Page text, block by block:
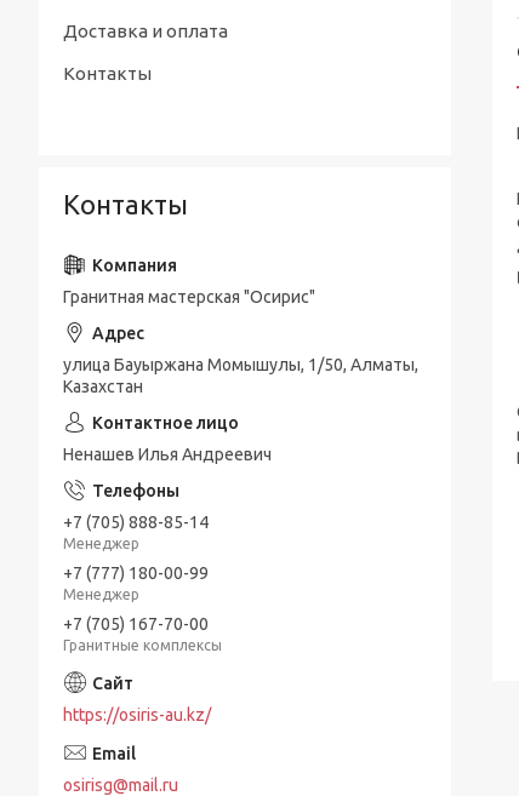
Доставка и оплата
Контакты
Контакты
Гранитная мастерская "Осирис"
улица Бауыржана Момышулы, 1/50, Алматы,
Казахстан
Ненашев Илья Андреевич
+7 (705) 888-85-14
Менеджер
+7 (777) 180-00-99
Менеджер
+7 (705) 167-70-00
Гранитные комплексы
https://osiris-au.kz/
osirisg@mail.ru